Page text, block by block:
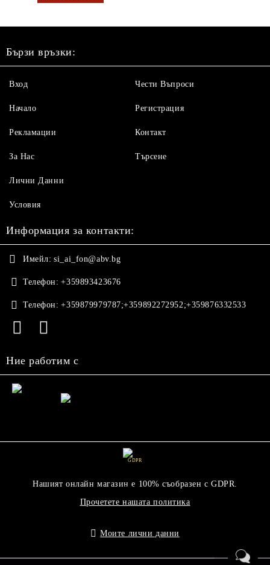
Бързи връзки:
Вход
Начало
Рекламации
За Нас
Чести Въпроси
Регистрация
Контакт
Търсене
Лични Данни
Условия
Информация за контакти:
Имейл: si_ai_fon@abv.bg
Телефон: +359893423676
Телефон: +359879979787;+359892272952;+359876332533
Ние работим с
GDPR
Нашият онлайн магазин е 100% съобразен с GDPR.
Прочетете нашата политика
Моите лични данни